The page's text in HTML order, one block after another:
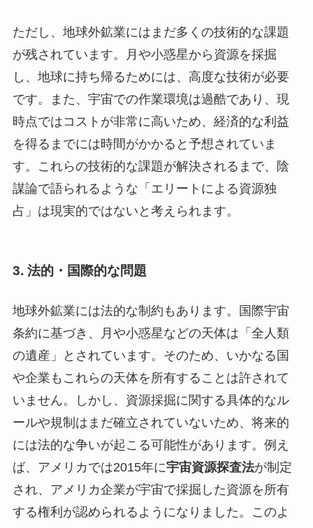
ただし、地球外鉱業にはまだ多くの技術的な課題
が残されています。月や小惑星から資源を採掘
し、地球に持ち帰るためには、高度な技術が必要
です。また、宇宙での作業環境は過酷であり、現
時点ではコストが非常に高いため、経済的な利益
を得るまでには時間がかかると予想されていま
す。これらの技術的な課題が解決されるまで、陰
謀論で語られるような「エリートによる資源独
占」は現実的ではないと考えられます。
3. 法的・国際的な問題
地球外鉱業には法的な制約もあります。国際宇宙
条約に基づき、月や小惑星などの天体は「全人類
の遺産」とされています。そのため、いかなる国
や企業もこれらの天体を所有することは許されて
いません。しかし、資源採掘に関する具体的なル
ールや規制はまだ確立されていないため、将来的
には法的な争いが起こる可能性があります。例え
ば、アメリカでは2015年に宇宙資源探査法が制定
され、アメリカ企業が宇宙で採掘した資源を所有
する権利が認められるようになりました。このよ